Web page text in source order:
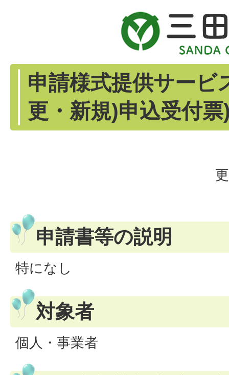
申請様式提供サービ
更・新規)申込受付票
申請書等の説明
特になし
対象者
個人・事業者